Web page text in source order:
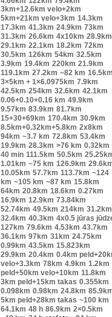
3km+12.6km velo+2km
5km+21km velo+3km 14.3km
17.3km 41.3km 24.9km 73km
31.3km 26.6km 4x10km 28.9km
29.1km 22.1km 18.2km 72km
30.5km 126km 54km 32.5km
3.9km 19.4km 220km 21.9km
119.1km 27.2km ~82 km 16.5km
3×5km + 1×6.0975km 7.9km
42.5km 254km 32.6km 42.1km
0.06+0.10+0.16 km 49.9km
9.57km 83.9km 81.7km
15+30+69km 170.4km 30.9km
8.5km+0.32km+5.8km 2x8km
94km ~3.7 km 72.8km 53.4km
19.9km 28.3km >76 km 0.32km
40 min 111.5km 50.5km
1.01km ~75 km 126.9km
10.05km 57.7km 113.7km ~124
km ~105 km ~87 km 15.8km
64km 20.8km 18.6km 0.27km
16.9km 12.9km 73.84km
52.74km 49.5km 214km 31.2km
32.4km 40.3km 4x0.5 jūras
127km 79.6km 4.53km 43.7km
36.1km 97km 31km 24.75km
0.99km 43.5km 15.823km
29.9km 20.4km 0.4km
velo+3.3km 78km 4.9km 1.2km
peld+50km velo+10km 11.8km
3km peld+15km takas 0.355km
0.098km 0.98km 24.8km
5km peld+28km takas ~100 km
64.1km 48 h 86.9km 2×0.5km